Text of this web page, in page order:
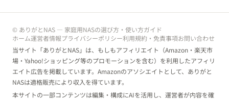
© ありがとNAS — 家庭用NASの選び方・使い方ガイド
ホーム運営者情報プライバシーポリシー利用規約・免責事項お問い合わせ
当サイト「ありがとNAS」は、もしもアフィリエイト（Amazon・楽天市
場・Yahoo!ショッピング等のプロモーションを含む）を利用したアフィリ
エイト広告を掲載しています。Amazonのアソシエイトとして、ありがと
NASは適格販売により収入を得ています。
本サイトの一部コンテンツは編集・構成にAIを活用し、運営者が内容を確